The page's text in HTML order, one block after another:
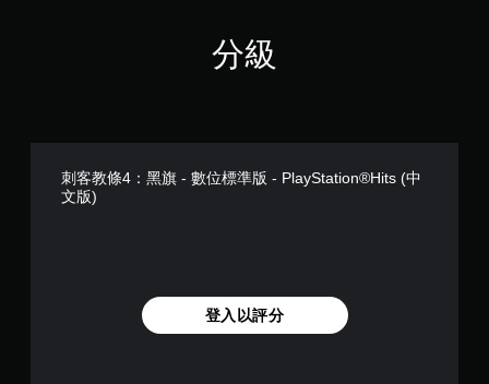
分級
刺客教條4：黑旗 - 數位標準版 - PlayStation®Hits (中
文版)
登入以評分